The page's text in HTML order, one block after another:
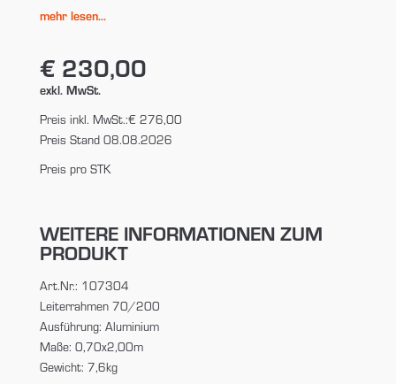
mehr lesen...
€ 230,00
exkl. MwSt.
Preis inkl. MwSt.:€ 276,00
Preis Stand 08.08.2026
Preis pro STK
WEITERE INFORMATIONEN ZUM
PRODUKT
Art.Nr.: 107304
Leiterrahmen 70/200
Ausführung: Aluminium
Maße: 0,70x2,00m
Gewicht: 7,6kg